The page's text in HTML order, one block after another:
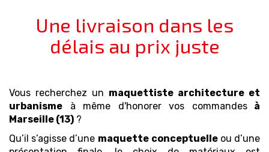
Une livraison dans les
délais au prix juste
Vous recherchez un maquettiste architecture et
urbanisme à même d'honorer vos commandes
à
Marseille (13) ?
Qu’il s’agisse d’une maquette conceptuelleou d’une